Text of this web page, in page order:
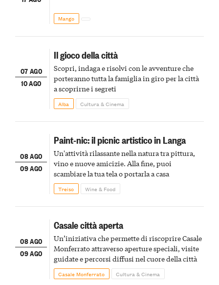
Mango
07 AGO
10 AGO
Il gioco della città
Scopri, indaga e risolvi con le avventure che
porteranno tutta la famiglia in giro per la città
a scoprirne i segreti
Alba Cultura & Cinema
08 AGO
09 AGO
Paint-nic: il picnic artistico in Langa
Un'attività rilassante nella natura tra pittura,
vino e nuove amicizie. Alla fine, puoi
scambiare la tua tela o portarla a casa
Treiso Wine & Food
08 AGO
09 AGO
Casale città aperta
Un’iniziativa che permette di riscoprire Casale
Monferrato attraverso aperture speciali, visite
guidate e percorsi diffusi nel cuore della città
Casale Monferrato Cultura & Cinema